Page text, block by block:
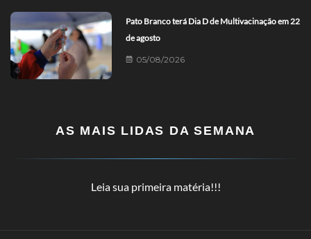
Pato Branco terá Dia D de Multivacinação em 22
de agosto
05/08/2026
AS MAIS LIDAS DA SEMANA
Leia sua primeira matéria!!!